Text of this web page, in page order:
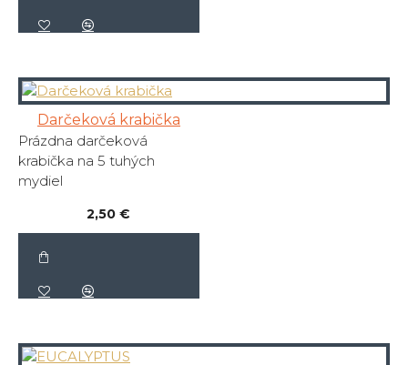
Darčeková krabička
Prázdna darčeková
krabička na 5 tuhých
mydiel
2,50 €